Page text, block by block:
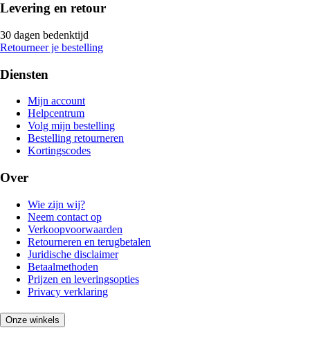
Levering en retour
30 dagen bedenktijd
Retourneer je bestelling
Diensten
Mijn account
Helpcentrum
Volg mijn bestelling
Bestelling retourneren
Kortingscodes
Over
Wie zijn wij?
Neem contact op
Verkoopvoorwaarden
Retourneren en terugbetalen
Juridische disclaimer
Betaalmethoden
Prijzen en leveringsopties
Privacy verklaring
Onze winkels